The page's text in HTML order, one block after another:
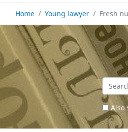
Home Young lawyer Fresh
Also